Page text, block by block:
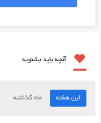
آنچه باید بشنوید
این هفته ماه گذشته